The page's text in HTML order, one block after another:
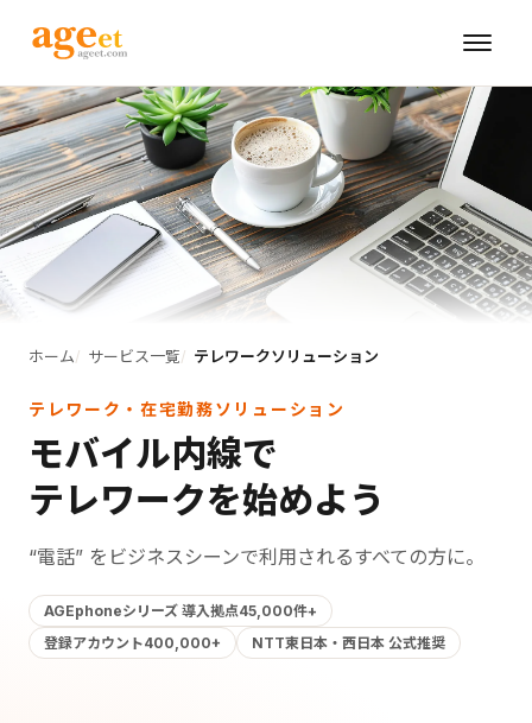
ホーム サービス一覧 テレワークソリューション
テレワーク・在宅勤務ソリューション
モバイル内線で
テレワークを始めよう
“電話” をビジネスシーンで利用されるすべての方に。
AGEphoneシリーズ 導入拠点45,000件+
登録アカウント400,000+
NTT東日本・西日本 公式推奨